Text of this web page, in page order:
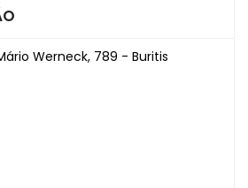
Werneck, 789 - Buritis